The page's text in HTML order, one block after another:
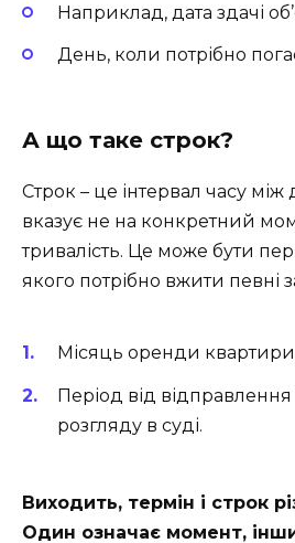
Наприклад, дата здачі
День, коли потрібно
А що таке строк?
Строк – це інтервал часу
вказує не на конкретний
тривалість. Це може бути
якого потрібно вжити певні
Місяць оренди квартири
Період від
розгляду в суді.
Виходить, термін і строк
Один означає момент,